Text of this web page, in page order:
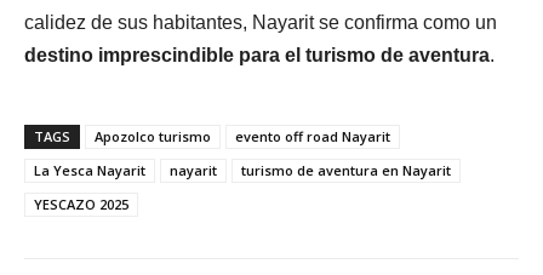
calidez de sus habitantes, Nayarit se confirma como un
destino imprescindible para el turismo de aventura.
TAGS Apozolco turismo
evento off road Nayarit
La Yesca Nayarit
nayarit
turismo de aventura en Nayarit
YESCAZO 2025